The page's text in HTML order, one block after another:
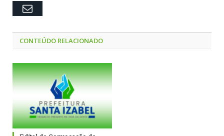
Email
CONTEÚDO RELACIONADO